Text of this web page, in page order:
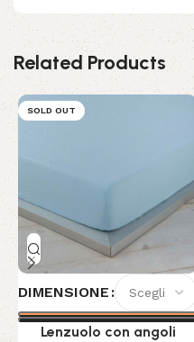
Related Products
SOLD OUT
DIMENSIONE
Lenzuolo con angoli